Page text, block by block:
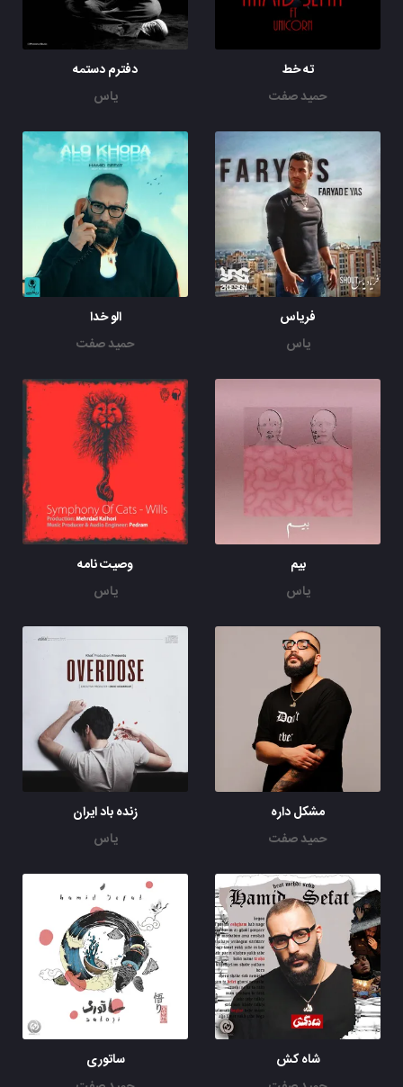
ته خط
حمید صفت
دفترم دستمه
یاس
فریاس
یاس
الو خدا
حمید صفت
بیم
یاس
وصیت نامه
یاس
مشکل داره
حمید صفت
زنده باد ایران
یاس
شاه کش
ساتوری